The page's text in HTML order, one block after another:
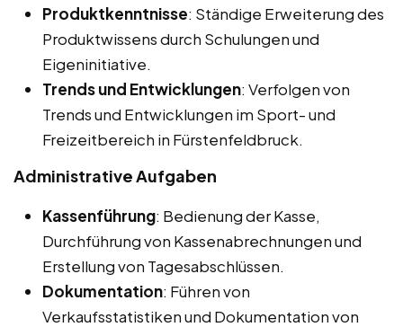
Produktkenntnisse: Ständige Erweiterung des
Produktwissens durch Schulungen und
Eigeninitiative.
Trends und Entwicklungen: Verfolgen von
Trends und Entwicklungen im Sport- und
Freizeitbereich in Fürstenfeldbruck.
Administrative Aufgaben
Kassenführung: Bedienung der Kasse,
Durchführung von Kassenabrechnungen und
Erstellung von Tagesabschlüssen.
Dokumentation: Führen von
Verkaufsstatistiken und Dokumentation von